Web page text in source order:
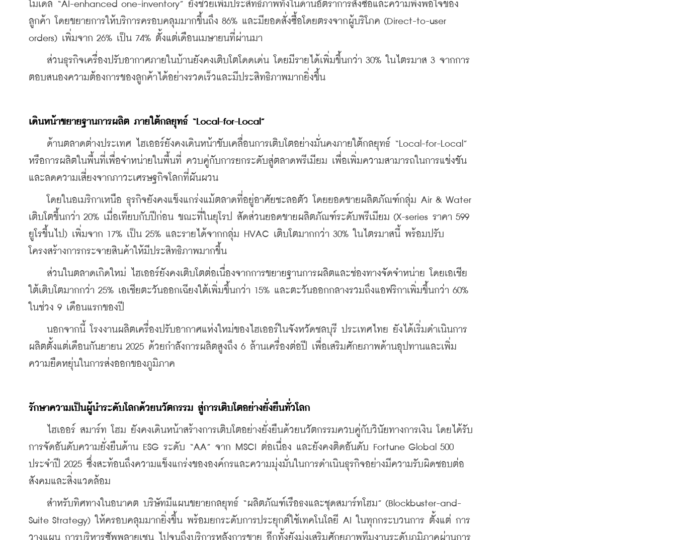
โมเดล “AI-enhanced one-inventory” ยังช่วยเพิ่มประสิทธิภาพทั้งในด้านอัตราการสั่งซื้อและความพึงพอใจของ
ลูกค้า โดยขยายการให้บริการครอบคลุมมากขึ้นถึง 86% และมียอดสั่งซื้อโดยตรงจากผู้บริโภค (Direct-to-user
orders) เพิ่มจาก 26% เป็น 74% ตั้งแต่เดือนเมษายนที่ผ่านมา
ส่วนธุรกิจเครื่องปรับอากาศภายในบ้านยังคงเติบโตโดดเด่น โดยมีรายได้เพิ่มขึ้นกว่า 30% ในไตรมาส 3 จากการ
ตอบสนองความต้องการของลูกค้าได้อย่างรวดเร็วและมีประสิทธิภาพมากยิ่งขึ้น
เดินหน้าขยายฐานการผลิต ภายใต้กลยุทธ์ “Local-for-Local”
ด้านตลาดต่างประเทศ ไฮเออร์ยังคงเดินหน้าขับเคลื่อนการเติบโตอย่างมั่นคงภายใต้กลยุทธ์ “Local-for-Local”
หรือการผลิตในพื้นที่เพื่อจำหน่ายในพื้นที่ ควบคู่กับการยกระดับสู่ตลาดพรีเมียม เพื่อเพิ่มความสามารถในการแข่งขัน
และลดความเสี่ยงจากภาวะเศรษฐกิจโลกที่ผันผวน
โดยในอเมริกาเหนือ ธุรกิจยังคงแข็งแกร่งแม้ตลาดที่อยู่อาศัยชะลอตัว โดยยอดขายผลิตภัณฑ์กลุ่ม Air & Water
เติบโตขึ้นกว่า 20% เมื่อเทียบกับปีก่อน ขณะที่ในยุโรป สัดส่วนยอดขายผลิตภัณฑ์ระดับพรีเมียม (X-series ราคา 599
ยูโรขึ้นไป) เพิ่มจาก 17% เป็น 25% และรายได้จากกลุ่ม HVAC เติบโตมากกว่า 30% ในไตรมาสนี้ พร้อมปรับ
โครงสร้างการกระจายสินค้าให้มีประสิทธิภาพมากขึ้น
ส่วนในตลาดเกิดใหม่ ไฮเออร์ยังคงเติบโตต่อเนื่องจากการขยายฐานการผลิตและช่องทางจัดจำหน่าย โดยเอเชีย
ใต้เติบโตมากกว่า 25% เอเชียตะวันออกเฉียงใต้เพิ่มขึ้นกว่า 15% และตะวันออกกลางรวมถึงแอฟริกาเพิ่มขึ้นกว่า 60%
ในช่วง 9 เดือนแรกของปี
นอกจากนี้ โรงงานผลิตเครื่องปรับอากาศแห่งใหม่ของไฮเออร์ในจังหวัดชลบุรี ประเทศไทย ยังได้เริ่มดำเนินการ
ผลิตตั้งแต่เดือนกันยายน 2025 ด้วยกำลังการผลิตสูงถึง 6 ล้านเครื่องต่อปี เพื่อเสริมศักยภาพด้านอุปทานและเพิ่ม
ความยืดหยุ่นในการส่งออกของภูมิภาค
รักษาความเป็นผู้นำระดับโลกด้วยนวัตกรรม สู่การเติบโตอย่างยั่งยืนทั่วโลก
ไฮเออร์ สมาร์ท โฮม ยังคงเดินหน้าสร้างการเติบโตอย่างยั่งยืนด้วยนวัตกรรมควบคู่กับวินัยทางการเงิน โดยได้รับ
การจัดอันดับความยั่งยืนด้าน ESG ระดับ “AA” จาก MSCI ต่อเนื่อง และยังคงติดอันดับ Fortune Global 500
ประจำปี 2025 ซึ่งสะท้อนถึงความแข็งแกร่งขององค์กรและความมุ่งมั่นในการดำเนินธุรกิจอย่างมีความรับผิดชอบต่อ
สังคมและสิ่งแวดล้อม
สำหรับทิศทางในอนาคต บริษัทมีแผนขยายกลยุทธ์ “ผลิตภัณฑ์เรือธงและชุดสมาร์ทโฮม” (Blockbuster-and-
Suite Strategy) ให้ครอบคลุมมากยิ่งขึ้น พร้อมยกระดับการประยุกต์ใช้เทคโนโลยี AI ในทุกกระบวนการ ตั้งแต่ การ
วางแผน การบริหารซัพพลายเชน ไปจนถึงบริการหลังการขาย อีกทั้งยังมุ่งเสริมศักยภาพทีมงานระดับภูมิภาคผ่านการ